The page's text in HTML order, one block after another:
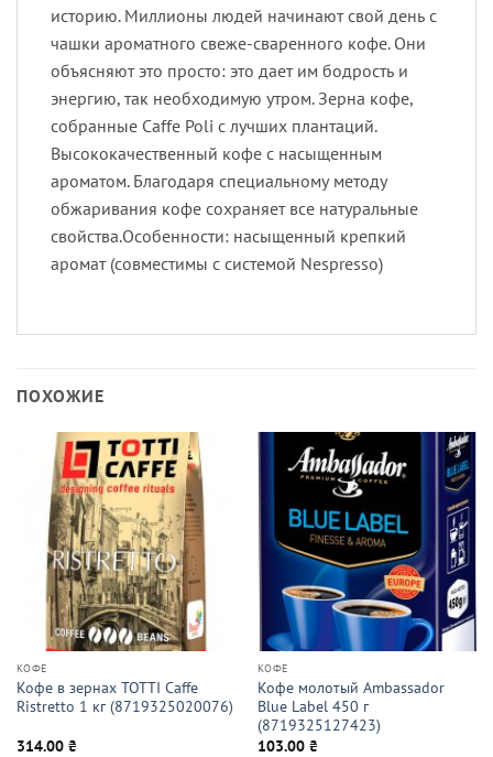
историю. Миллионы людей начинают свой день с
чашки ароматного свеже-сваренного кофе. Они
объясняют это просто: это дает им бодрость и
энергию, так необходимую утром. Зерна кофе,
собранные Caffe Poli с лучших плантаций.
Высококачественный кофе с насыщенным
ароматом. Благодаря специальному методу
обжаривания кофе сохраняет все натуральные
свойства.Особенности: насыщенный крепкий
аромат (совместимы с системой Nespresso)
ПОХОЖИЕ
КОФЕ
Кофе в зернах TOTTI Caffe
Ristretto 1 кг (8719325020076)
314.00 ₴
КОФЕ
Кофе молотый Ambassador
Blue Label 450 г
(8719325127423)
103.00 ₴